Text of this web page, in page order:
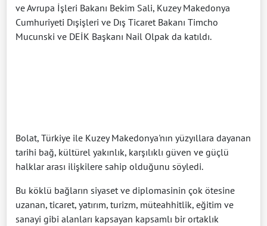
ve Avrupa İşleri Bakanı Bekim Sali, Kuzey Makedonya
Cumhuriyeti Dışişleri ve Dış Ticaret Bakanı Timcho
Mucunski ve DEİK Başkanı Nail Olpak da katıldı.
Bolat, Türkiye ile Kuzey Makedonya'nın yüzyıllara dayanan
tarihi bağ, kültürel yakınlık, karşılıklı güven ve güçlü
halklar arası ilişkilere sahip olduğunu söyledi.
Bu köklü bağların siyaset ve diplomasinin çok ötesine
uzanan, ticaret, yatırım, turizm, müteahhitlik, eğitim ve
sanayi gibi alanları kapsayan kapsamlı bir ortaklık